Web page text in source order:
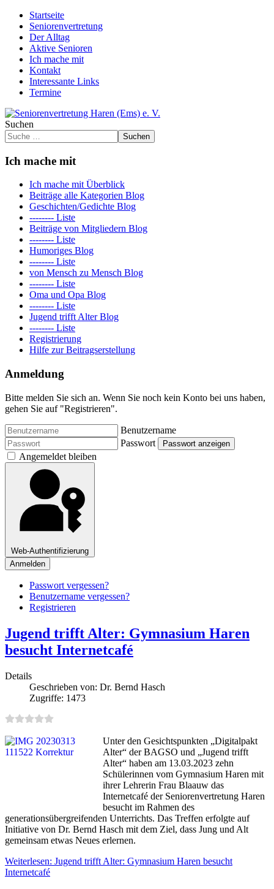
Startseite
Seniorenvertretung
Der Alltag
Aktive Senioren
Ich mache mit
Kontakt
Interessante Links
Termine
Suchen
Suchen
Ich mache mit
Ich mache mit Überblick
Beiträge alle Kategorien Blog
Geschichten/Gedichte Blog
-------- Liste
Beiträge von Mitgliedern Blog
-------- Liste
Humoriges Blog
-------- Liste
von Mensch zu Mensch Blog
-------- Liste
Oma und Opa Blog
-------- Liste
Jugend trifft Alter Blog
-------- Liste
Registrierung
Hilfe zur Beitragserstellung
Anmeldung
Bitte melden Sie sich an. Wenn Sie noch kein Konto bei uns haben,
gehen Sie auf "Registrieren".
Benutzername
Passwort
Passwort anzeigen
Angemeldet bleiben
Web-Authentifizierung
Anmelden
Passwort vergessen?
Benutzername vergessen?
Registrieren
Jugend trifft Alter: Gymnasium Haren
besucht Internetcafé
Details
Geschrieben von: Dr. Bernd Hasch
Zugriffe: 1473
Unter den Gesichtspunkten „Digitalpakt
Alter“ der BAGSO und „Jugend trifft
Alter“ haben am 13.03.2023 zehn
Schülerinnen vom Gymnasium Haren mit
ihrer Lehrerin Frau Blaauw das
Internetcafé der Seniorenvertretung Haren
besucht im Rahmen des
generationsübergreifenden Unterrichts. Das Treffen erfolgte auf
Initiative von Dr. Bernd Hasch mit dem Ziel, dass Jung und Alt
gemeinsam etwas Neues erlernen.
Weiterlesen: Jugend trifft Alter: Gymnasium Haren besucht
Internetcafé